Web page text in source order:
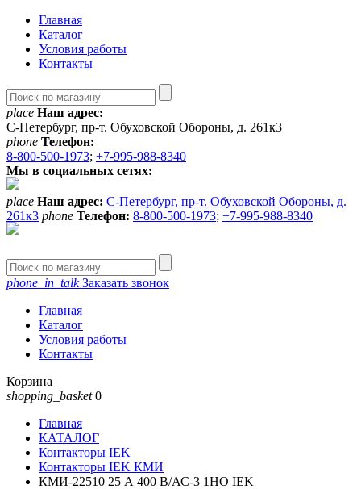
Главная
Каталог
Условия работы
Контакты
place Наш адрес:
С-Петербург, пр-т. Обуховской Обороны, д. 261к3
phone Телефон:
8-800-500-1973; +7-995-988-8340
Мы в социальных сетях:
place Наш адрес: С-Петербург, пр-т. Обуховской Обороны, д.
261к3 phone Телефон: 8-800-500-1973; +7-995-988-8340
phone_in_talkЗаказать звонок
Главная
Каталог
Условия работы
Контакты
Корзина
shopping_basket 0
Главная
КАТАЛОГ
Контакторы IEK
Контакторы IEK КМИ
КМИ-22510 25 А 400 В/АС-3 1НО IEK